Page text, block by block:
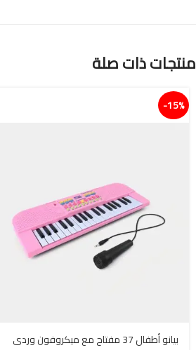
منتجات ذات صلة
15%-
بيانو أطفال 37 مفتاح مع ميكروفون وردي